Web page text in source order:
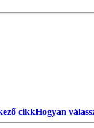
cikkHogyan